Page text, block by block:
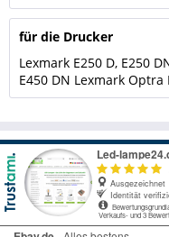
für die Drucker
Lexmark E250 D, E250
E450 DN Lexmark Optra